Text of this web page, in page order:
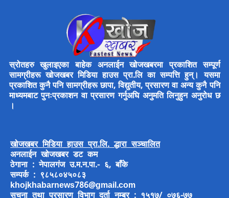
स्रोतहरु खुलाइएका बाहेक अनलाईन खोजखबरमा प्रकाशित सम्पूर्ण
सामग्रीहरू खोजखबर मिडिया हाउस प्रा.लि का सम्पत्ति हुन्। यसमा
प्रकाशित कुनै पनि सामग्रीहरू छापा, विद्युतीय, प्रसारण वा अन्य कुनै पनि
माध्यमबाट पुनःप्रकाशन वा प्रसारण गर्नुअघि अनुमति लिनुहुन अनुरोध छ
।
खोजखबर मिडिया हाउस प्रा.लि. द्धारा सञ्चालित
अनलाईन खोजखबर डट कम
ठेगाना : नेपालगंज उ.म.न.पा.- ६, बाँके
सम्पर्क : ९८५८०४५०८३
khojkhabarnews786@gmail.com